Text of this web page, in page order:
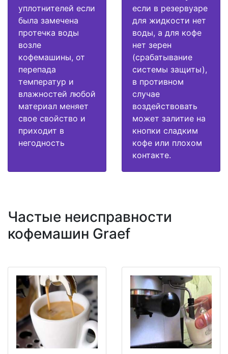
уплотнителей если
была замечена
протечка воды
возле
кофемашины, от
перепада
температур и
влажностей любой
материал меняет
свое свойство и
приходит в
негодность
если в резервуаре
для жидкости нет
воды, а для кофе
нет зерен
(срабатывание
системы защиты),
в противном
случае
воздействовать
может залитие на
кнопки сладким
кофе или плохом
контакте.
Частые неисправности
кофемашин Graef